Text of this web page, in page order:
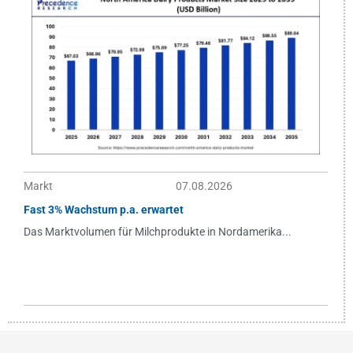
Markt
07.08.2026
Fast 3% Wachstum p.a. erwartet
Das Marktvolumen für Milchprodukte in Nordamerika...